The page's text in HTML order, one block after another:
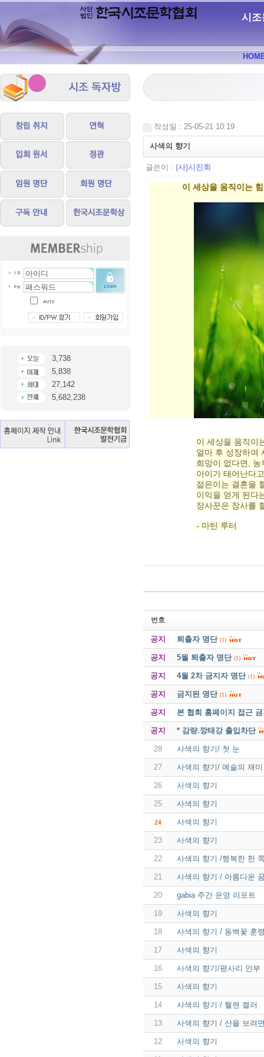
시조
3,738
5,838
27,142
5,682,238
작성일 : 25-05-21 10:19
사색의 향기
글쓴이 : (사)시진회
이 세상을 움직이는 힘
이 세상을 움직이
얼마 후 성장하여
희망이 없다면,
아이가 태어난다
젊은이는 결혼을
이익을 얻게 된다
장사꾼은 장사를
- 마틴 루터
번호
공지 퇴출자 명단 (1)
공지 5월 퇴출자 명단 (1)
공지 4월 2차 금지자 명단 (1)
공지 금지된 명단 (1)
공지 본 협회 홈페이지 접근
공지 * 감량.깡태강 출입차단
28 사색의 향기/ 첫 눈
27 사색의 향기/ 예술의 재미
26 사색의 향기
25 사색의 향기
24 사색의 향기
23 사색의 향기
22 사색의 향기 /행복한 한
21 사색의 향기 / 아름다운
20 gabia 주간 운영 리포트
19 사색의 향기
18 사색의 향기 / 동백꽃 훈
17 사색의 향기
16 사색의 향기/평사리 안부
15 사색의 향기
14 사색의 향기 / 헬렌 켈러
13 사색의 향기 / 산을 보려
12 사색의 향기